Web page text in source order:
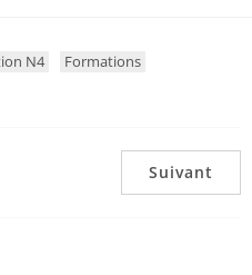
N4
Formations
Suivant